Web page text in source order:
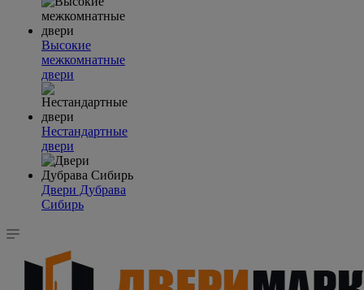
Высокие
межкомнатные
двери
Нестандартные
двери
Двери Дубрава
Сибирь